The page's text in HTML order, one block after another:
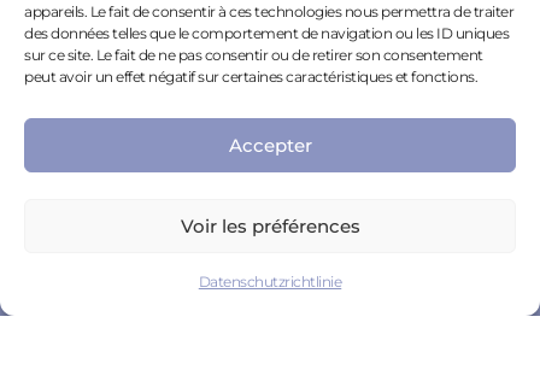
appareils. Le fait de consentir à ces technologies nous permettra de traiter
des données telles que le comportement de navigation ou les ID uniques
sur ce site. Le fait de ne pas consentir ou de retirer son consentement
peut avoir un effet négatif sur certaines caractéristiques et fonctions.
Accepter
Voir les préférences
Datenschutzrichtlinie
Kostenloses Konto erstellen